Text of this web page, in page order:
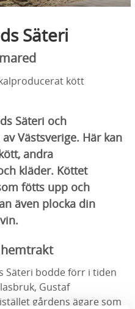
Säteri
kött
Säteri och
Västsverige. Här kan
andra
kläder. Köttet
fötts upp och
även plocka din
Säteri bodde förr i tiden
Gustaf
gårdens ägare som